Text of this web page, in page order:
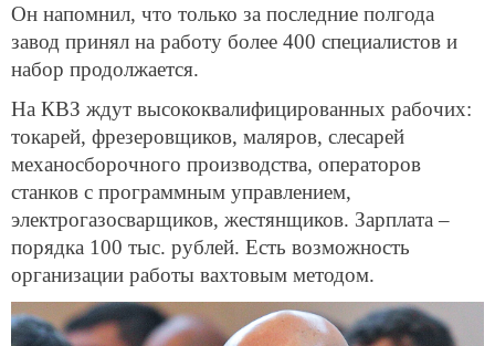
Он напомнил, что только за последние полгода
завод принял на работу более 400 специалистов и
набор продолжается.
На КВЗ ждут высококвалифицированных рабочих:
токарей, фрезеровщиков, маляров, слесарей
механосборочного производства, операторов
станков с программным управлением,
электрогазосварщиков, жестянщиков. Зарплата –
порядка 100 тыс. рублей. Есть возможность
организации работы вахтовым методом.